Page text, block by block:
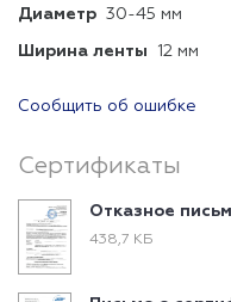
Диаметр 30-45 мм
Ширина ленты 12 мм
Сообщить об ошибке
Сертификаты
Отказное
438,7 КБ